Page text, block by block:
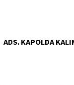
ADS. KAPOLDA